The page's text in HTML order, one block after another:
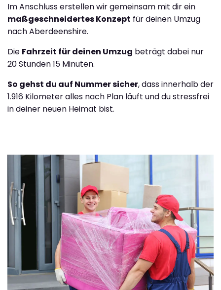
Im Anschluss erstellen wir gemeinsam mit dir ein
maßgeschneidertes Konzept für deinen Umzug
nach Aberdeenshire.
Die Fahrzeit für deinen Umzug beträgt dabei nur
20 Stunden 15 Minuten.
So gehst du auf Nummer sicher, dass innerhalb der
1.916 Kilometer alles nach Plan läuft und du stressfrei
in deiner neuen Heimat bist.